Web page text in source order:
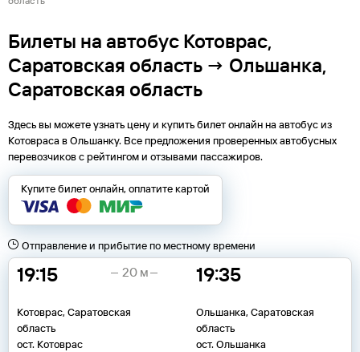
Билеты на автобус Котоврас,
Саратовская область → Ольшанка,
Саратовская область
Здесь вы можете узнать цену и купить билет онлайн на автобус из
КотоврасавОльшанку. Все предложения проверенных автобусных
перевозчиков с рейтингом и отзывами пассажиров.
Купите билет онлайн, оплатите картой
Отправление и прибытие по местному времени
19:15
Котоврас, Саратовская
область
ост. Котоврас
19:35
Ольшанка, Саратовская
область
ост. Ольшанка
20 м